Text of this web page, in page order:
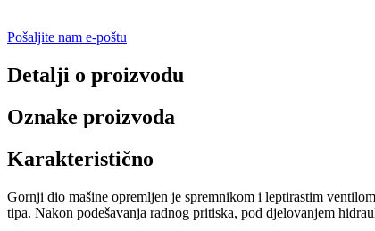
Pošaljite nam e-poštu
Detalji o proizvodu
Oznake proizvoda
Karakteristično
Gornji dio mašine opremljen je spremnikom i leptirastim
tipa. Nakon podešavanja radnog pritiska, pod djelovanjem